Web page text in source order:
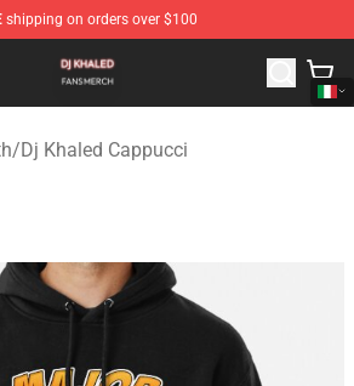
shipping on orders over $100
- Official Dj Khaled Merchandise Store
/Dj Khaled Cappucci